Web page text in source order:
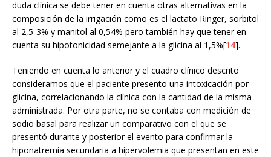
duda clínica se debe tener en cuenta otras alternativas en la
composición de la irrigación como es el lactato Ringer, sorbitol
al 2,5-3% y manitol al 0,54% pero también hay que tener en
cuenta su hipotonicidad semejante a la glicina al 1,5%[14].
Teniendo en cuenta lo anterior y el cuadro clínico descrito
consideramos que el paciente presento una intoxicación por
glicina, correlacionando la clínica con la cantidad de la misma
administrada. Por otra parte, no se contaba con medición de
sodio basal para realizar un comparativo con el que se
presentó durante y posterior el evento para confirmar la
hiponatremia secundaria a hipervolemia que presentan en este